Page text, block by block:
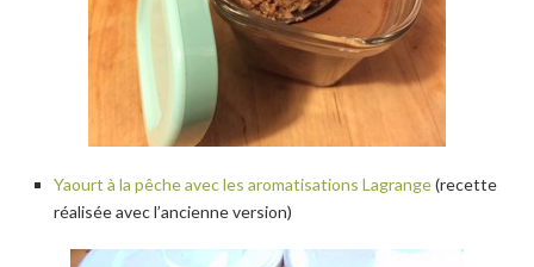
Yaourt à la pêche avec les aromatisations Lagrange(recette
réalisée avec l’ancienne version)